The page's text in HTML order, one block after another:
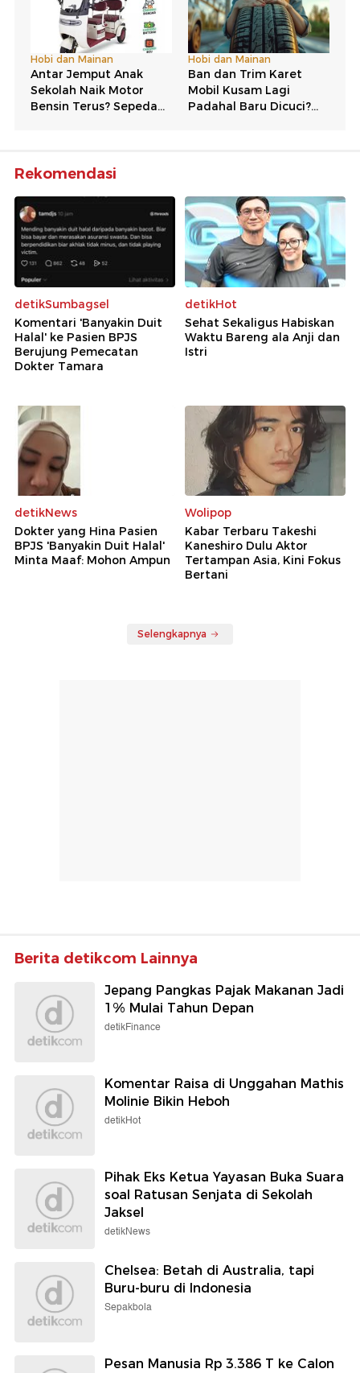
Rekomendasi
detikSumbagsel
Komentari 'Banyakin Duit
Halal' ke Pasien BPJS
Berujung Pemecatan
Dokter Tamara
detikHot
Sehat Sekaligus Habiskan
Waktu Bareng ala Anji dan
Istri
detikNews
Dokter yang Hina Pasien
BPJS 'Banyakin Duit Halal'
Minta Maaf: Mohon Ampun
Wolipop
Kabar Terbaru Takeshi
Kaneshiro Dulu Aktor
Tertampan Asia, Kini Fokus
Bertani
Selengkapnya
Berita detikcom Lainnya
Jepang Pangkas Pajak Makanan Jadi
1% Mulai Tahun Depan
detikFinance
Komentar Raisa di Unggahan Mathis
Molinie Bikin Heboh
detikHot
Pihak Eks Ketua Yayasan Buka Suara
soal Ratusan Senjata di Sekolah
Jaksel
detikNews
Chelsea: Betah di Australia, tapi
Buru-buru di Indonesia
Sepakbola
Pesan Manusia Rp 3.386 T ke Calon